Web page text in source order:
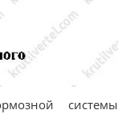
системы